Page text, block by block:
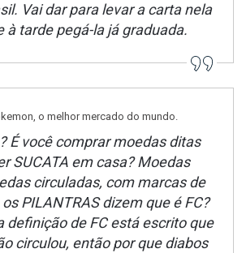
Vai dar para levar a carta nela
à tarde pegá-la já graduada.
o melhor mercado do mundo.
É você comprar moedas ditas
SUCATA em casa? Moedas
circuladas, com marcas de
PILANTRAS dizem que é FC?
definição de FC está escrito que
circulou, então por que diabos